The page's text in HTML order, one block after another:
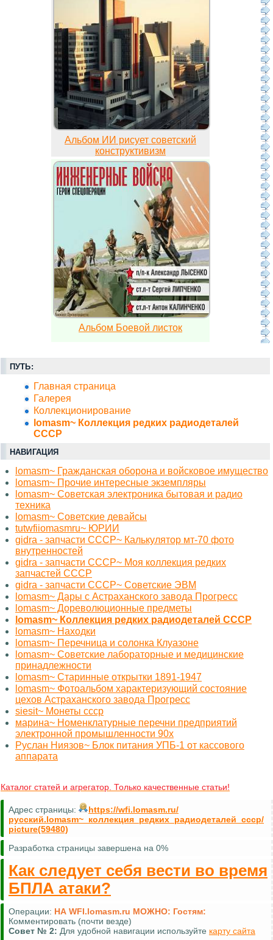
Альбом ИИ рисует советский
конструктивизм
Альбом Боевой листок
ПУТЬ:
Главная страница
Галерея
Коллекционирование
lomasm~ Коллекция редких радиодеталей
СССР
НАВИГАЦИЯ
lomasm~ Гражданская оборона и войсковое имущество
lomasm~ Прочие интересные экземпляры
lomasm~ Советская электроника бытовая и радио
техника
lomasm~ Советские девайсы
tutwfiiomasmru~ ЮРИИ
gidra - запчасти СССР~ Калькулятор мт-70 фото
внутренностей
gidra - запчасти СССР~ Моя коллекция редких
запчастей СССР
gidra - запчасти СССР~ Советские ЭВМ
lomasm~ Дары с Астраханского завода Прогресс
lomasm~ Дореволюционные предметы
lomasm~ Коллекция редких радиодеталей СССР
lomasm~ Находки
lomasm~ Перечница и солонка Клуазоне
lomasm~ Советские лабораторные и медицинские
принадлежности
lomasm~ Старинные открытки 1891-1947
lomasm~ Фотоальбом характеризующий состояние
цехов Астраханского завода Прогресс
siesit~ Монеты ссср
марина~ Номенклатурные перечни предприятий
электронной промышленности 90х
Руслан Ниязов~ Блок питания УПБ-1 от кассового
аппарата
Каталог статей и агрегатор. Только качественные статьи!
Адрес страницы:
https://wfi.lomasm.ru/
русский.lomasm~_коллекция_редких_радиодеталей_ссср/
picture(59480)
Разработка страницы завершена на 0%
Как следует себя вести во время
БПЛА атаки?
Операции: НА WFI.lomasm.ru МОЖНО: Гостям:
Комментировать (почти везде)
Совет № 2: Для удобной навигации используйте карту сайта